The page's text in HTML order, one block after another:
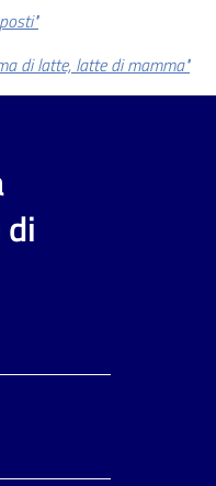
di latte, latte di mamma"